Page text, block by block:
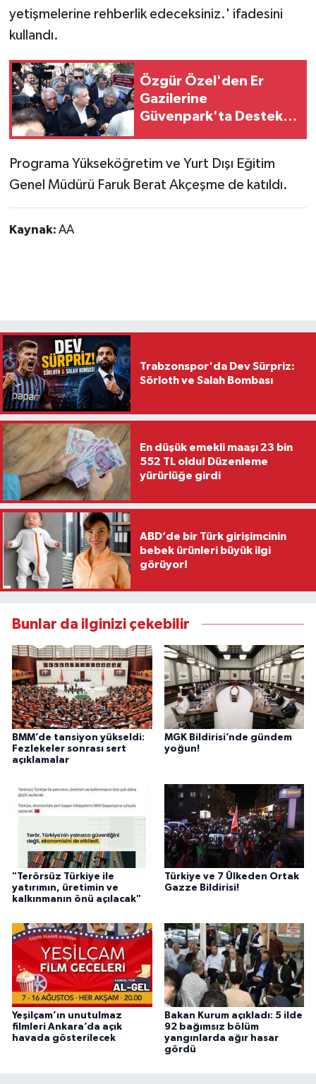
yetişmelerine rehberlik edeceksiniz.' ifadesini
kullandı.
Özgür Özel'den Er
Gazilerine
Güvenpark'ta Destek
Programa Yükseköğretim ve Yurt Dışı Eğitim
Genel Müdürü Faruk Berat Akçeşme de katıldı.
Kaynak: AA
Trabzonspor'da Dev Sürpriz:
Sörloth ve Salah Bombası
En düşük emekli maaşı 23 bin
552 TL oldu! Düzenleme
yürürlüğe girdi
ABD’de bir Türk girişimcinin
bebek ürünleri büyük ilgi
görüyor!
Bunlar da ilginizi çekebilir
BMM’de tansiyon yükseldi:
Fezlekeler sonrası sert
açıklamalar
MGK Bildirisi’nde gündem
yoğun!
"Terörsüz Türkiye ile
yatırımın, üretimin ve
kalkınmanın önü açılacak"
Türkiye ve 7 Ülkeden Ortak
Gazze Bildirisi!
Yeşilçam’ın unutulmaz
filmleri Ankara’da açık
havada gösterilecek
Bakan Kurum açıkladı: 5 ilde
92 bağımsız bölüm
yangınlarda ağır hasar
gördü